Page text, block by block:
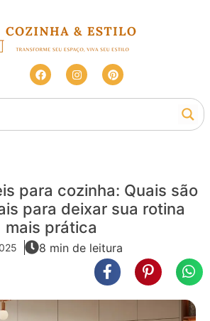
para cozinha: Quais são
para deixar sua rotina
mais prática
8 min de leitura